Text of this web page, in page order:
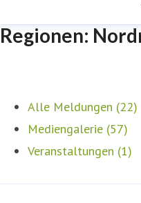
Regionen:
Alle Meldungen (22)
Mediengalerie (57)
Veranstaltungen (1)